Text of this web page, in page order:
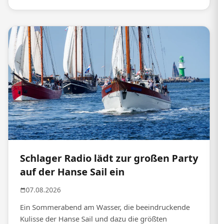
Schlager Radio lädt zur großen Party
auf der Hanse Sail ein
07.08.2026
Ein Sommerabend am Wasser, die beeindruckende
Kulisse der Hanse Sail und dazu die größten